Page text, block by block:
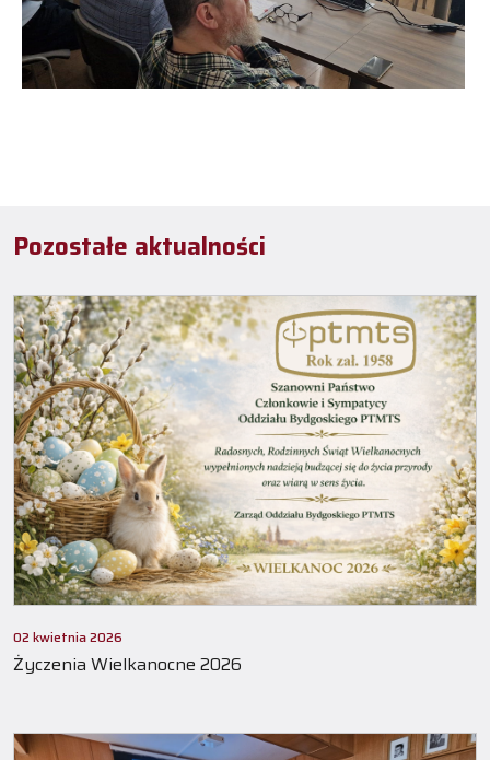
Pozostałe aktualności
02 kwietnia 2026
Życzenia Wielkanocne 2026